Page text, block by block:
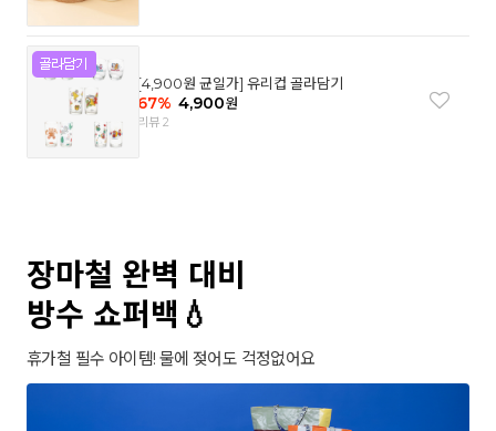
[4,900원 균일가] 유리컵 골라담기
67% 4,900원
리뷰 2
장마철 완벽 대비
방수 쇼퍼백💧
휴가철 필수 아이템! 물에 젖어도 걱정없어요